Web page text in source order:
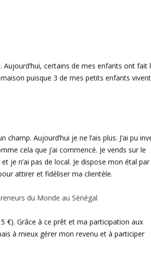
Aujourd’hui, certains de mes enfants ont fait
puisque 3 de mes petits enfants vivent
Aujourd’hui je ne l’ais plus. J’ai pu
cela que j’ai commencé. Je vends sur le
je n’ai pas de local. Je dispose mon étal par
attirer et fidéliser ma clientèle.
du Monde au Sénégal
€). Grâce à ce prêt et ma participation aux
à mieux gérer mon revenu et à participer